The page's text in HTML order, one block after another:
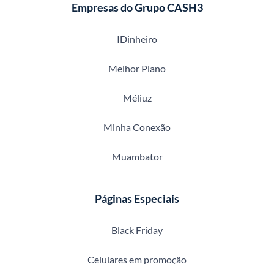
Empresas do Grupo CASH3
IDinheiro
Melhor Plano
Méliuz
Minha Conexão
Muambator
Páginas Especiais
Black Friday
Celulares em promoção